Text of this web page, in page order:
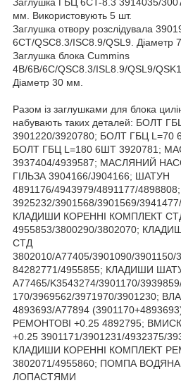
Заглушка ГБЦ 6CT-8.3 3914035/
мм. Використовують 5 шт.
Заглушка отвору розслідувала
6CT/QSC8.3/ISC8.9/QSL9. Діаметр
Заглушка блока Cummins
4B/6B/6C/QSC8.3/ISL8.9/QSL9/
Діаметр 30 мм.
Разом із заглушками для блока
набувають таких деталей: БОЛТ
3901220/3920780; БОЛТ ГБЦ L=70
БОЛТ ГБЦ L=180 6ШТ 3920781;
3937404/4939587; МАСЛЯНИЙ
ГІЛЬЗА 3904166/J904166; ШАТУН
4891176/4943979/4891177/
3925232/3901568/3901569/
КЛАДИШИ КОРЕННІ КОМПЛЕКТ
4955853/3800290/3802070;
СТД
3802010/A77405/3901090/
84282771/4955855; КЛАДИШИ
A77465/K3543274/3901170/
170/3969562/3971970/3901230;
4893693/A77894
РЕМОНТОВІ +0.25 4892795;
+0.25 3901171/3901231/4932375/
КЛАДИШИ КОРЕННІ КОМПЛЕКТ
3802071/4955860; ПОМПА
ЛОПАСТЯМИ